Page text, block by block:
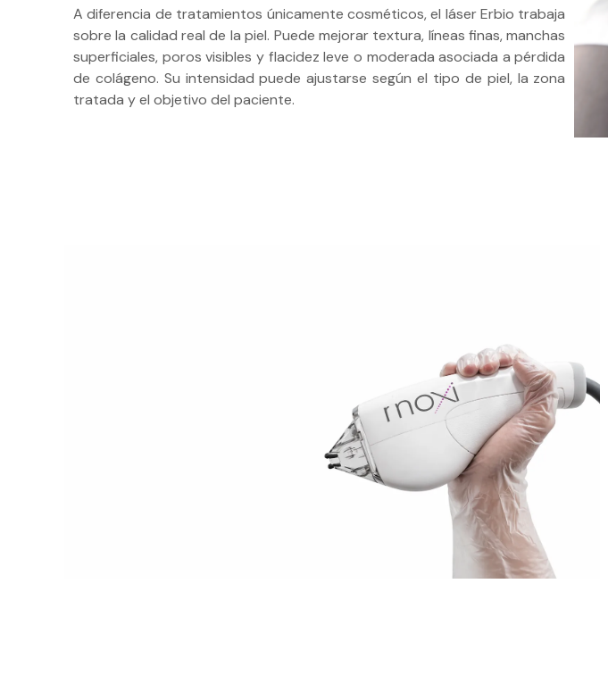
A diferencia de tratamientos únicamente cosméticos, el láser Erbio trabaja
sobre la calidad real de la piel. Puede mejorar textura, líneas finas, manchas
superficiales, poros visibles y flacidez leve o moderada asociada a pérdida
de colágeno. Su intensidad puede ajustarse según el tipo de piel, la zona
tratada y el objetivo del paciente.